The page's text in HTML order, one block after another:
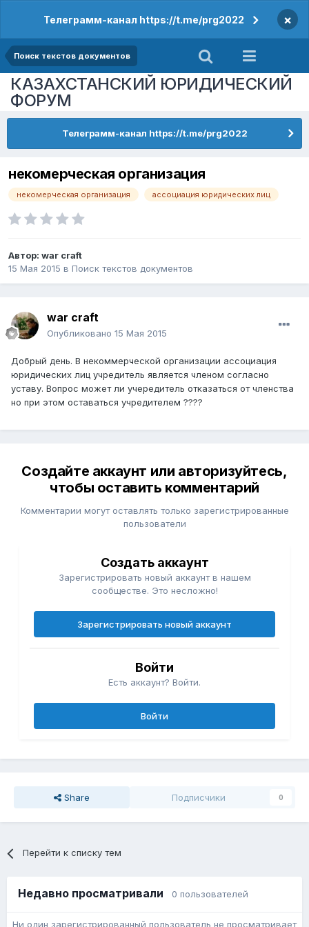
Телеграмм-канал https://t.me/prg2022 ×
Поиск текстов документов
КАЗАХСТАНСКИЙ ЮРИДИЧЕСКИЙ
ФОРУМ
Телеграмм-канал https://t.me/prg2022
некомерческая организация
некомерческая организация ассоциация юридических лиц
Автор: war craft
15 Мая 2015 в Поиск текстов документов
war craft
Опубликовано 15 Мая 2015
Добрый день. В некоммерческой организации ассоциация
юридических лиц учредитель является членом согласно
уставу. Вопрос может ли учередитель отказаться от членства
но при этом оставаться учредителем ????
Создайте аккаунт или авторизуйтесь,
чтобы оставить комментарий
Комментарии могут оставлять только зарегистрированные
пользователи
Создать аккаунт
Зарегистрировать новый аккаунт в нашем
сообществе. Это несложно!
Зарегистрировать новый аккаунт
Войти
Есть аккаунт? Войти.
Войти
Share Подписчики 0
Перейти к списку тем
Недавно просматривали 0 пользователей
Ни один зарегистрированный пользователь не просматривает